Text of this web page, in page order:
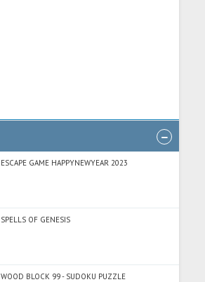
ESCAPE GAME HAPPYNEWYEAR 2023
SPELLS OF GENESIS
WOOD BLOCK 99 - SUDOKU PUZZLE